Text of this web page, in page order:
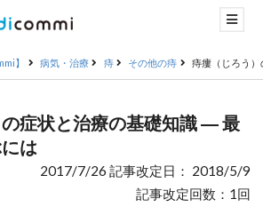
】 病気・治療 痔 その他の痔 痔瘻（じろう
症状と治療の基礎知識 ― 最
は
2017/7/26 記事改定日： 2018/5/9
記事改定回数：1回